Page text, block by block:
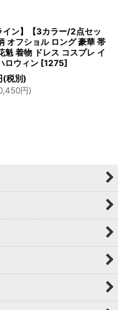
イン】【3カラー/2点セッ
オフショル ロング 豪華 帯
魁 着物 ドレス コスプレ イ
ロウィン [1275]
(税別)
円)